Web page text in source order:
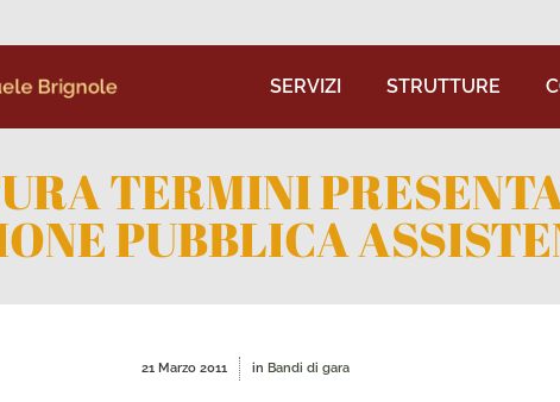
SERVIZI STRUTTURE
TERMINI
PUBBLICA
21 Marzo 2011 in Bandi di gara